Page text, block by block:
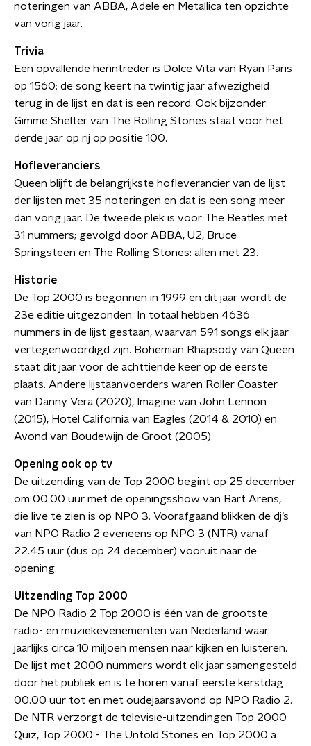
noteringen van ABBA, Adele en Metallica ten opzichte
van vorig jaar.
Trivia
Een opvallende herintreder is Dolce Vita van Ryan Paris
op 1560: de song keert na twintig jaar afwezigheid
terug in de lijst en dat is een record. Ook bijzonder:
Gimme Shelter van The Rolling Stones staat voor het
derde jaar op rij op positie 100.
Hofleveranciers
Queen blijft de belangrijkste hofleverancier van de lijst
der lijsten met 35 noteringen en dat is een song meer
dan vorig jaar. De tweede plek is voor The Beatles met
31 nummers; gevolgd door ABBA, U2, Bruce
Springsteen en The Rolling Stones: allen met 23.
Historie
De Top 2000 is begonnen in 1999 en dit jaar wordt de
23e editie uitgezonden. In totaal hebben 4636
nummers in de lijst gestaan, waarvan 591 songs elk jaar
vertegenwoordigd zijn. Bohemian Rhapsody van Queen
staat dit jaar voor de achttiende keer op de eerste
plaats. Andere lijstaanvoerders waren Roller Coaster
van Danny Vera (2020), Imagine van John Lennon
(2015), Hotel California van Eagles (2014 & 2010) en
Avond van Boudewijn de Groot (2005).
Opening ook op tv
De uitzending van de Top 2000 begint op 25 december
om 00.00 uur met de openingsshow van Bart Arens,
die live te zien is op NPO 3. Voorafgaand blikken de dj’s
van NPO Radio 2 eveneens op NPO 3 (NTR) vanaf
22.45 uur (dus op 24 december) vooruit naar de
opening.
Uitzending Top 2000
De NPO Radio 2 Top 2000 is één van de grootste
radio- en muziekevenementen van Nederland waar
jaarlijks circa 10 miljoen mensen naar kijken en luisteren.
De lijst met 2000 nummers wordt elk jaar samengesteld
door het publiek en is te horen vanaf eerste kerstdag
00.00 uur tot en met oudejaarsavond op NPO Radio 2.
De NTR verzorgt de televisie-uitzendingen Top 2000
Quiz, Top 2000 - The Untold Stories en Top 2000 a